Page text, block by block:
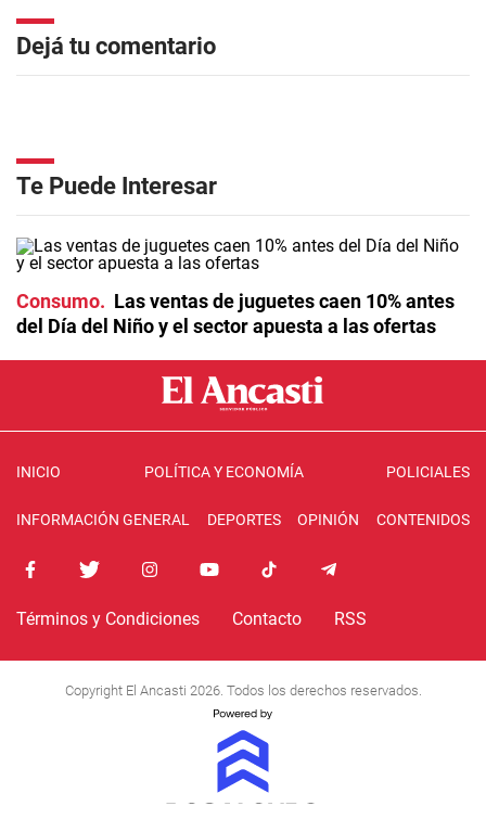
Dejá tu comentario
Te Puede Interesar
Consumo
Las ventas de juguetes caen 10% antes
del Día del Niño y el sector apuesta a las ofertas
INICIO POLÍTICA Y ECONOMÍA POLICIALES
INFORMACIÓN GENERAL DEPORTES OPINIÓN CONTENIDOS
Términos y Condiciones Contacto RSS
Copyright El Ancasti 2026. Todos los derechos reservados.